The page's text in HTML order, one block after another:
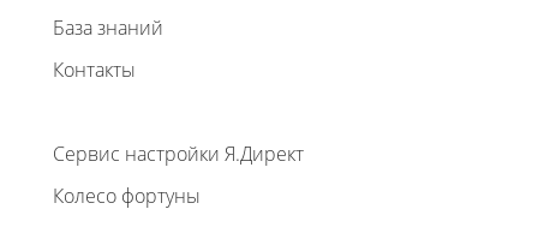
База знаний
Контакты
Сервис настройки Я.Директ
Колесо фортуны